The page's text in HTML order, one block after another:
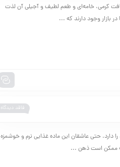
کرمی، خامه‌ای و طعم لطیف و آجیلی آن لذت
بازار وجود دارند که ...
فاقد دیدگاه
دارد. حتی عاشقان این ماده غذایی نرم و خوشمزه
ممکن است ذهن ...